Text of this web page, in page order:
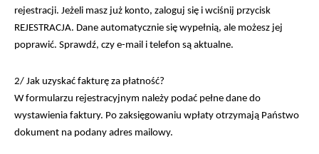
rejestracji. Jeżeli masz już konto, zaloguj się i wciśnij przycisk
REJESTRACJA. Dane automatycznie się wypełnią, ale możesz jej
poprawić. Sprawdź, czy e-mail i telefon są aktualne.
2/ Jak uzyskać fakturę za płatność?
W formularzu rejestracyjnym należy podać pełne dane do
wystawienia faktury. Po zaksięgowaniu wpłaty otrzymają Państwo
dokument na podany adres mailowy.